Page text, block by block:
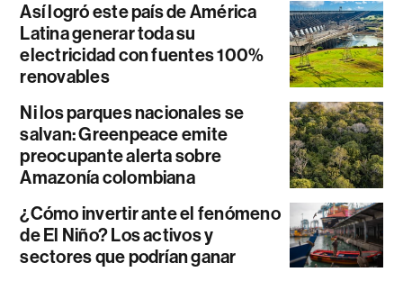
Así logró este país de América
Latina generar toda su
electricidad con fuentes 100%
renovables
Ni los parques nacionales se
salvan: Greenpeace emite
preocupante alerta sobre
Amazonía colombiana
¿Cómo invertir ante el fenómeno
de El Niño? Los activos y
sectores que podrían ganar